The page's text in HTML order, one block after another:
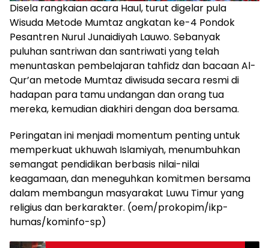
Disela rangkaian acara Haul, turut digelar pula
Wisuda Metode Mumtaz angkatan ke-4 Pondok
Pesantren Nurul Junaidiyah Lauwo. Sebanyak
puluhan santriwan dan santriwati yang telah
menuntaskan pembelajaran tahfidz dan bacaan Al-
Qur’an metode Mumtaz diwisuda secara resmi di
hadapan para tamu undangan dan orang tua
mereka, kemudian diakhiri dengan doa bersama.
Peringatan ini menjadi momentum penting untuk
memperkuat ukhuwah Islamiyah, menumbuhkan
semangat pendidikan berbasis nilai-nilai
keagamaan, dan meneguhkan komitmen bersama
dalam membangun masyarakat Luwu Timur yang
religius dan berkarakter. (oem/prokopim/ikp-
humas/kominfo-sp)